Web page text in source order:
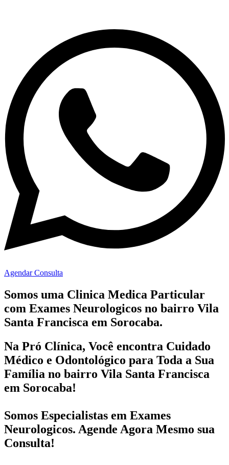
Agendar Consulta
Somos uma Clinica Medica Particular
com Exames Neurologicos no bairro Vila
Santa Francisca em Sorocaba.
Na Pró Clínica, Você encontra Cuidado
Médico e Odontológico para Toda a Sua
Família no bairro Vila Santa Francisca
em Sorocaba!
Somos Especialistas em Exames
Neurologicos. Agende Agora Mesmo sua
Consulta!